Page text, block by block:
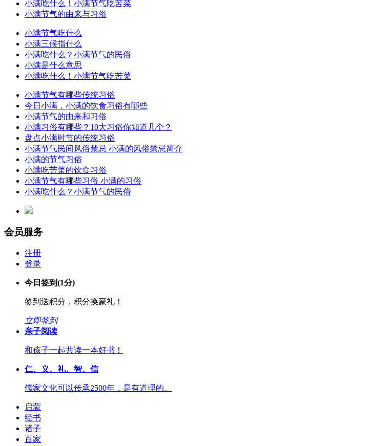
小满吃什么！小满节气吃苦菜
小满节气的由来与习俗
小满节气吃什么
小满三候指什么
小满吃什么？小满节气的民俗
小满是什么意思
小满吃什么！小满节气吃苦菜
小满节气有哪些传统习俗
今日小满，小满的饮食习俗有哪些
小满节气的由来和习俗
小满习俗有哪些？10大习俗你知道几个？
盘点小满时节的传统习俗
小满节气民间风俗禁忌 小满的风俗禁忌简介
小满的节气习俗
小满吃苦菜的饮食习俗
小满节气有哪些习俗 小满的习俗
小满吃什么？小满节气的民俗
会员服务
注册
登录
今日签到(1分)
签到送积分，积分换豪礼！
立即签到
亲子阅读
和孩子一起共读一本好书！
仁、义、礼、智、信
儒家文化可以传承2500年，是有道理的。
启蒙
经书
诸子
百家